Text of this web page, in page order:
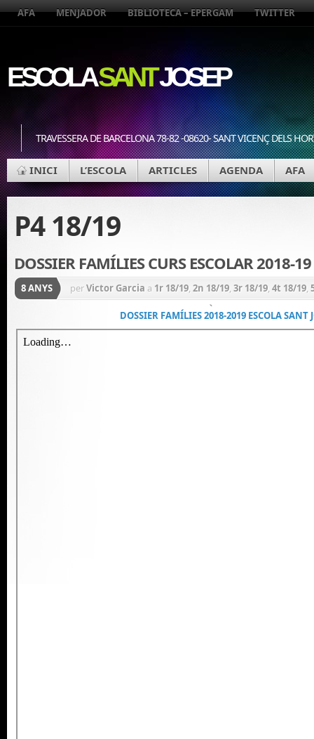
AFA MENJADOR BIBLIOTECA – EPERGAM TWITTER
ESCOLASANTJOSEP
TRAVESSERA DE BARCELONA 78-82 -08620- SANT VICENÇ DELS
INICI L’ESCOLA ARTICLES AGENDA AFA
P4 18/19
DOSSIER FAMÍLIES CURS ESCOLAR 2018-19
8 ANYS perVictor Garcia a 1r 18/19, 2n 18/19, 3r 18/19, 4t 18/19,
CICLE INICIAL 18/19, CICLE MITJÀ 18/19,CICLE
INFANTIL 18/19,Notícies,P3 18/19,P4 18/19,P5 18/19,
DOSSIER FAMÍLIES 2018-2019 ESCOLA SANT